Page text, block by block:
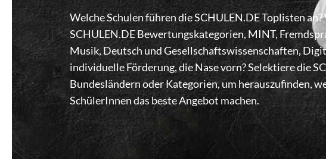
Welche Schulen führen die SCHULEN.DE Toplisten
SCHULEN.DE Bewertungskategorien, MINT,
Musik, Deutsch und Gesellschaftswissenschaften,
individuelle Förderung, die Nase vorn? Selektiere die
Bundesländern oder Kategorien, um herauszufinden,
SchülerInnen das beste Angebot machen.